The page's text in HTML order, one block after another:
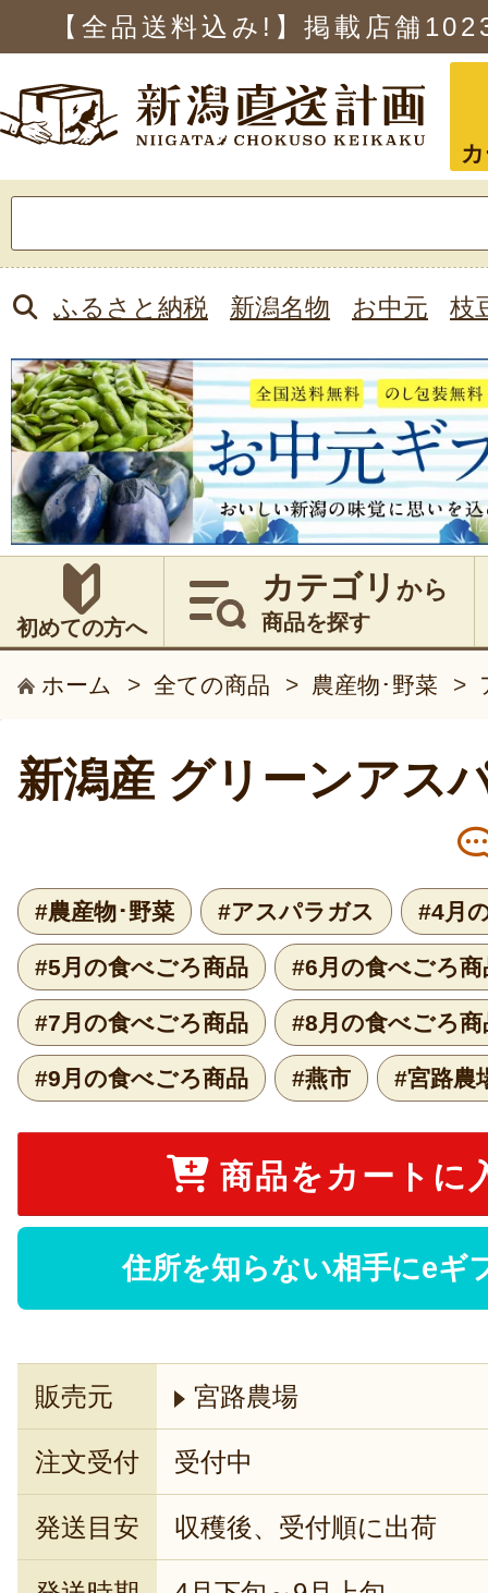
【全品送料込み!】掲載店舗
索:
ふるさと納税 新潟名物 お中元 枝
初めての方へ
カテゴリ から
商品を探す
ホーム > 全ての商品 > 農産物･野菜 >
新潟産 グリーンアス
#農産物･野菜 #アスパラガス #4月
#5月の食べごろ商品 #6月の食べごろ商
#7月の食べごろ商品 #8月の食べごろ商
#9月の食べごろ商品 #燕市 #宮路農
商品をカートに
住所を知らない相手にeギ
販売元 宮路農場
注文受付 受付中
発送目安 収穫後、受付順に出荷